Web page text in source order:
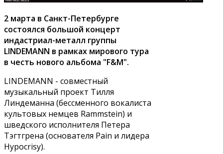
2 марта в Санкт-Петербурге
состоялся большой концерт
индастриал-металл группы
LINDEMANN в рамках мирового тура
в честь нового альбома "F&M".
LINDEMANN - совместный
музыкальный проект Тилля
Линдеманна (бессменного вокалиста
культовых немцев Rammstein) и
шведского исполнителя Петера
Тэгтгрена (основателя Pain и лидера
Hypocrisy).